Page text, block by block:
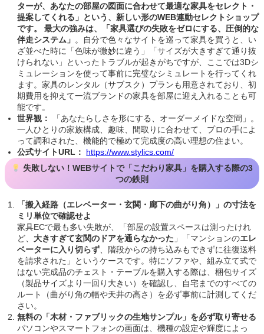
ターが、あなたの部屋の図面に合わせて最適な家具をセレクト・
提案してくれる」という、新しい形のWEB連動セレクトショップ
です。 最大の強みは、「家具選びの失敗をゼロにする、圧倒的な
伴走システム」 。自分で色々なサイトを巡って家具を買うと、い
ざ並べた時に「色味が微妙に違う」「サイズが大きすぎて通り抜
けられない」といったトラブルが起きがちですが、ここでは3Dシ
ミュレーションを使って事前に完璧なシミュレートを行ってくれ
ます。家具のレンタル（サブスク）プランも用意されており、初
期費用を抑えて一流ブランドの家具を部屋に迎え入れることも可
能です。
世界観：
「あなたらしさを形にする、オーダーメイドな空間」。
一人ひとりの家族構成、趣味、間取りに合わせて、プロの手によ
って調和された、機能的で極めて完成度の高い理想の住まい。
公式サイトURL：
https://www.stylics.com/
失敗しない！WEBサイトで「こだわり家具」を購入する際の3
つの鉄則
「搬入経路（エレベーター・玄関・廊下の曲がり角）」の寸法を
ミリ単位で確認せよ
家具ECで最も多い失敗が、「部屋の設置スペースは測ったけれ
ど、 大きすぎて玄関のドアを通らなかった 」「マンションのエレ
ベーターに入り切らず、階段からの持ち込みもできずに往復送料
を請求された」というケースです。特にソファや、組み立て式で
はない完成品のチェスト・テーブルを購入する際は、梱包サイズ
（製品サイズより一回り大きい）を確認し、自宅までのすべての
ルート（曲がり角の幅や天井の高さ）を必ず事前に計測してくだ
さい。
無料の「木材・ファブリックの生地サンプル」を必ず取り寄せる
パソコンやスマートフォンの画面は、機種の設定や輝度によっ